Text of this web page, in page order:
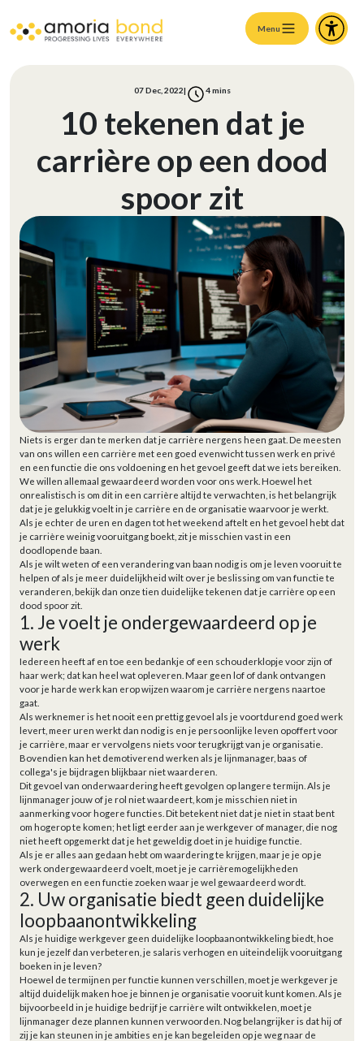
Menu
07 Dec, 2022| 4mins
10 tekenen dat je
carrière op een dood
spoor zit
Niets is erger dan te merken dat je carrière nergens heen gaat. De meesten
van ons willen een carrière met een goed evenwicht tussen werk en privé
en een functie die ons voldoening en het gevoel geeft dat we iets bereiken.
We willen allemaal gewaardeerd worden voor ons werk. Hoewel het
onrealistisch is om dit in een carrière altijd te verwachten, is het belangrijk
dat je je gelukkig voelt in je carrière en de organisatie waarvoor je werkt.
Als je echter de uren en dagen tot het weekend aftelt en het gevoel hebt dat
je carrière weinig vooruitgang boekt, zit je misschien vast in een
doodlopende baan.
Als je wilt weten of een verandering van baan nodig is om je leven vooruit te
helpen of als je meer duidelijkheid wilt over je beslissing om van functie te
veranderen, bekijk dan onze tien duidelijke tekenen dat je carrière op een
dood spoor zit.
1. Je voelt je ondergewaardeerd op je
werk
Iedereen heeft af en toe een bedankje of een schouderklopje voor zijn of
haar werk; dat kan heel wat opleveren. Maar geen lof of dank ontvangen
voor je harde werk kan erop wijzen waarom je carrière nergens naartoe
gaat.
Als werknemer is het nooit een prettig gevoel als je voortdurend goed werk
levert, meer uren werkt dan nodig is en je persoonlijke leven opoffert voor
je carrière, maar er vervolgens niets voor terugkrijgt van je organisatie.
Bovendien kan het demotiverend werken als je lijnmanager, baas of
collega's je bijdragen blijkbaar niet waarderen.
Dit gevoel van onderwaardering heeft gevolgen op langere termijn. Als je
lijnmanager jouw of je rol niet waardeert, kom je misschien niet in
aanmerking voor hogere functies. Dit betekent niet dat je niet in staat bent
om hogerop te komen; het ligt eerder aan je werkgever of manager, die nog
niet heeft opgemerkt dat je het geweldig doet in je huidige functie.
Als je er alles aan gedaan hebt om waardering te krijgen, maar je je op je
werk ondergewaardeerd voelt, moet je je carrièremogelijkheden
overwegen en een functie zoeken waar je wel gewaardeerd wordt.
2. Uw organisatie biedt geen duidelijke
loopbaanontwikkeling
Als je huidige werkgever geen duidelijke loopbaanontwikkeling biedt, hoe
kun je jezelf dan verbeteren, je salaris verhogen en uiteindelijk vooruitgang
boeken in je leven?
Hoewel de termijnen per functie kunnen verschillen, moet je werkgever je
altijd duidelijk maken hoe je binnen je organisatie vooruit kunt komen. Als je
bijvoorbeeld in je huidige bedrijf je carrière wilt ontwikkelen, moet je
lijnmanager deze plannen kunnen verwoorden. Nog belangrijker is dat hij of
zij je kan steunen in je ambities en je kan begeleiden op je weg naar de